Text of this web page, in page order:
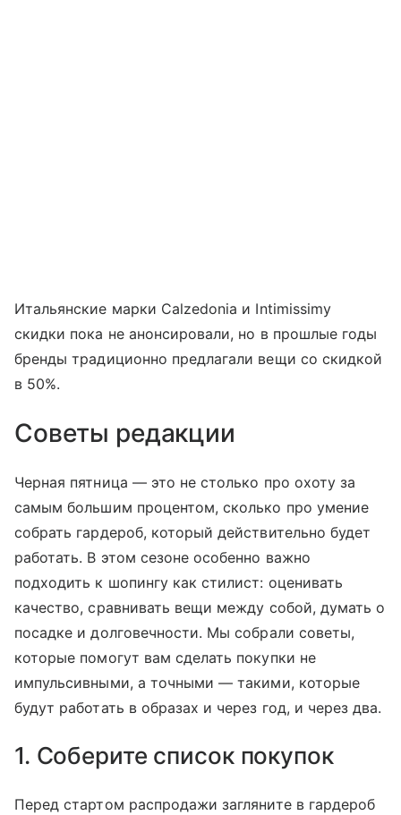
Итальянские марки Calzedonia и Intimissimy
скидки пока не анонсировали, но в прошлые годы
бренды традиционно предлагали вещи со скидкой
в 50%.
Советы редакции
Черная пятница — это не столько про охоту за
самым большим процентом, сколько про умение
собрать гардероб, который действительно будет
работать. В этом сезоне особенно важно
подходить к шопингу как стилист: оценивать
качество, сравнивать вещи между собой, думать о
посадке и долговечности. Мы собрали советы,
которые помогут вам сделать покупки не
импульсивными, а точными — такими, которые
будут работать в образах и через год, и через два.
1. Соберите список покупок
Перед стартом распродажи загляните в гардероб